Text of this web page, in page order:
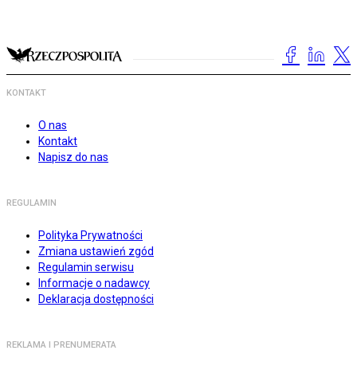
KONTAKT
O nas
Kontakt
Napisz do nas
REGULAMIN
Polityka Prywatności
Zmiana ustawień zgód
Regulamin serwisu
Informacje o nadawcy
Deklaracja dostępności
REKLAMA I PRENUMERATA